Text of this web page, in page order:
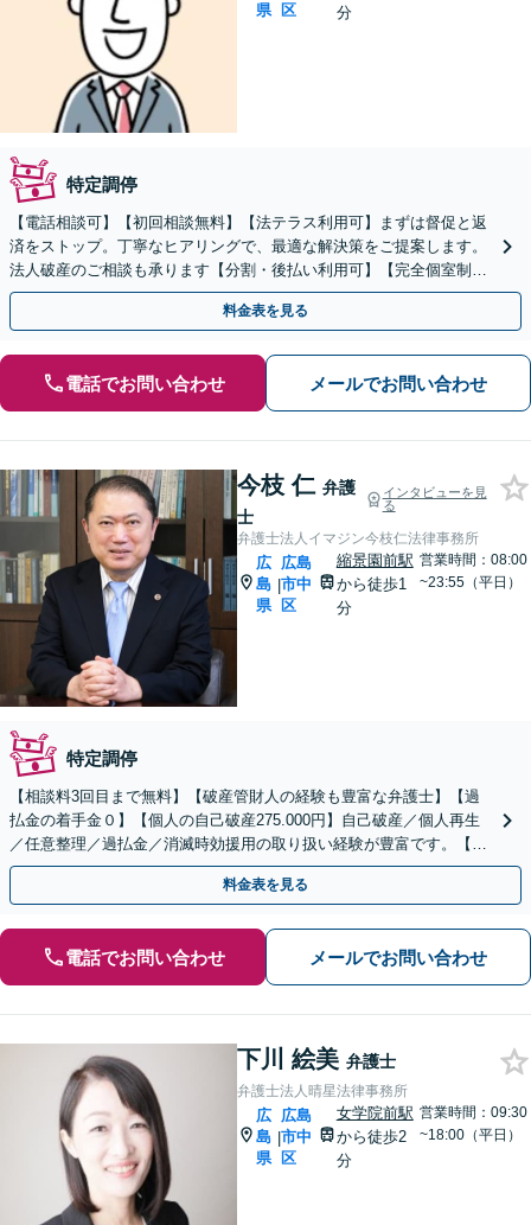
県
区
分
特定調停
【電話相談可】【初回相談無料】【法テラス利用可】まずは督促と返
済をストップ。丁寧なヒアリングで、最適な解決策をご提案します。
法人破産のご相談も承ります【分割・後払い利用可】【完全個室制】
【女学院前駅5分】
料金表を見る
電話でお問い合わせ メールでお問い合わせ
今枝 仁 弁護
士
インタビューを見
る
弁護士法人イマジン今枝仁法律事務所
広
島
県
|
広島
市中
区
縮景園前駅
から徒歩1
分
営業時間：08:00
~23:55（平日）
特定調停
【相談料3回目まで無料】【破産管財人の経験も豊富な弁護士】【過
払金の着手金０】【個人の自己破産275.000円】自己破産／個人再生
／任意整理／過払金／消滅時効援用の取り扱い経験が豊富です。【弁
護士歴20年以上】
料金表を見る
電話でお問い合わせ メールでお問い合わせ
下川 絵美 弁護士
弁護士法人晴星法律事務所
広
島
県
|
広島
市中
区
女学院前駅
から徒歩2
分
営業時間：09:30
~18:00（平日）